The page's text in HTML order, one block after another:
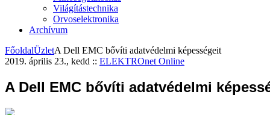
Világítástechnika
Orvoselektronika
Archívum
FőoldalÜzletA Dell EMC bővíti adatvédelmi képességeit
2019. április 23., kedd :: ELEKTROnet Online
A Dell EMC bővíti adatvédelmi